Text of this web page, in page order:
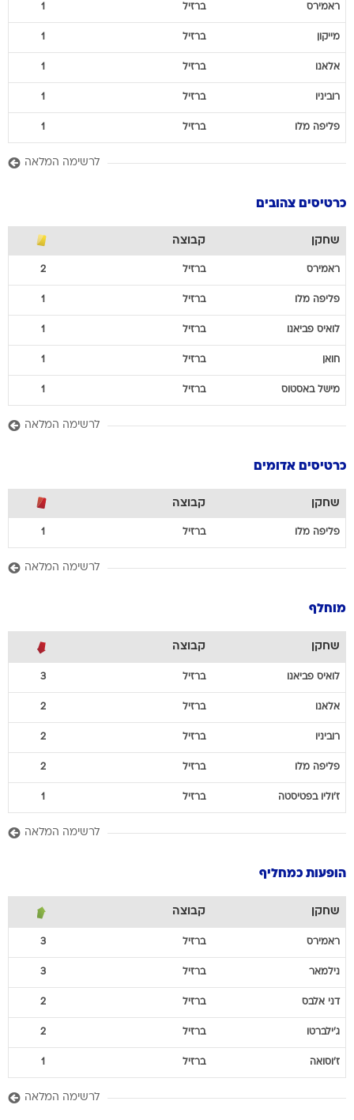
ראמירס ברזיל 1
מייקון ברזיל 1
אלאנו ברזיל 1
רוביניו ברזיל 1
פליפה מלו ברזיל 1
לרשימה המלאה
כרטיסים צהובים
שחקן קבוצה
ראמירס ברזיל 2
פליפה מלו ברזיל 1
לואיס פביאנו ברזיל 1
חואן ברזיל 1
מישל באסטוס ברזיל 1
לרשימה המלאה
כרטיסים אדומים
שחקן קבוצה
פליפה מלו ברזיל 1
לרשימה המלאה
מוחלף
שחקן קבוצה
לואיס פביאנו ברזיל 3
אלאנו ברזיל 2
רוביניו ברזיל 2
פליפה מלו ברזיל 2
ז'וליו בפטיסטה ברזיל 1
לרשימה המלאה
הופעות כמחליף
שחקן קבוצה
ראמירס ברזיל 3
נילמאר ברזיל 3
דני אלבס ברזיל 2
ג'ילברטו ברזיל 2
ז'וסואה ברזיל 1
לרשימה המלאה